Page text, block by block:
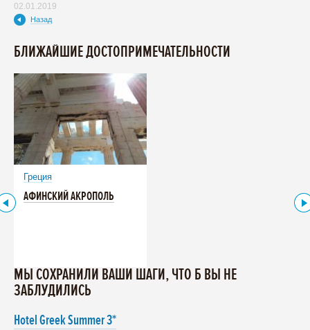
02.01.2019
Назад
БЛИЖАЙШИЕ ДОСТОПРИМЕЧАТЕЛЬНОСТИ
Греция
АФИНСКИЙ АКРОПОЛЬ
МЫ СОХРАНИЛИ ВАШИ ШАГИ, ЧТО Б ВЫ НЕ
ЗАБЛУДИЛИСЬ
Hotel Greek Summer 3*